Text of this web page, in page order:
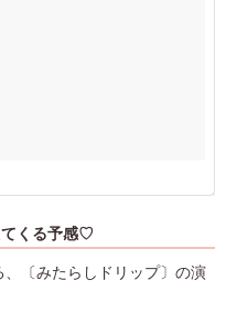
てくる予感♡
〔みたらしドリップ〕の演